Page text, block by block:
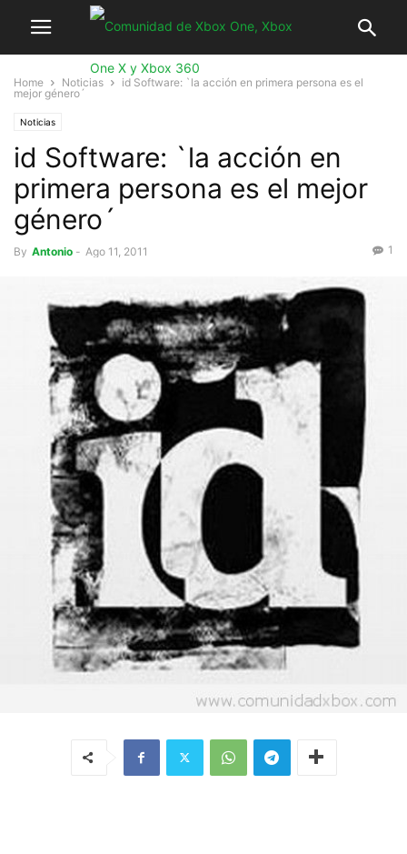
Home Noticias
id Software: `la acción en primera persona es el
mejor género´
Noticias
id Software: `la acción en
primera persona es el mejor
género´
By Antonio - Ago 11, 2011 1